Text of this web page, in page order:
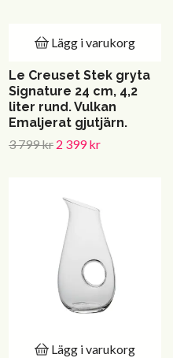
Lägg i varukorg
Le Creuset Stek gryta
Signature 24 cm, 4,2
liter rund. Vulkan
Emaljerat gjutjärn.
3 799 kr 2 399 kr
Lägg i varukorg